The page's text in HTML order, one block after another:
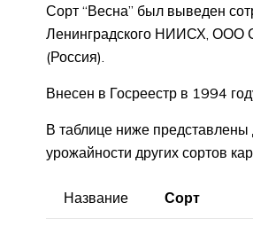
Сорт “Весна” был выведен
Ленинградского НИИСХ, ООО
(Россия).
Внесен в Госреестр в 1994
В таблице ниже
урожайности других сортов
Название Сорт